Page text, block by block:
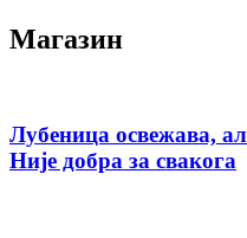
Магазин
Лубеница освежава,
Није добра за свакога